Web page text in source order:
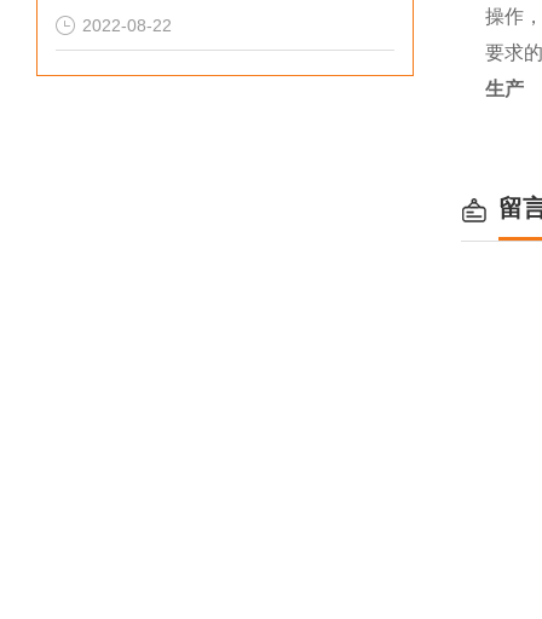
2022-08-22
操作
要求
生产
留